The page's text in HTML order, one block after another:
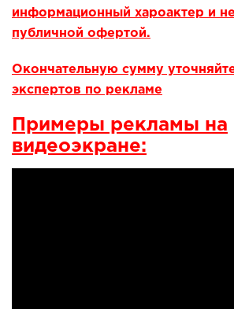
информационный хароактер и
публичной офертой.
Окончательную сумму
экспертов по рекламе
Примеры рекламы на
видеоэкране: